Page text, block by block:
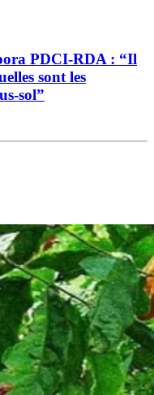
PDCI-RDA : “Il
sont les
sol”